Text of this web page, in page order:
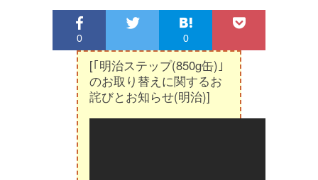
0 0
[｢明治ステップ(850g缶)｣
のお取り替えに関するお
詫びとお知らせ(明治)]